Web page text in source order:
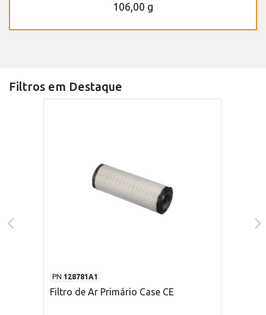
106,00 g
Filtros em Destaque
PN 128781A1
Filtro de Ar Primário Case CE